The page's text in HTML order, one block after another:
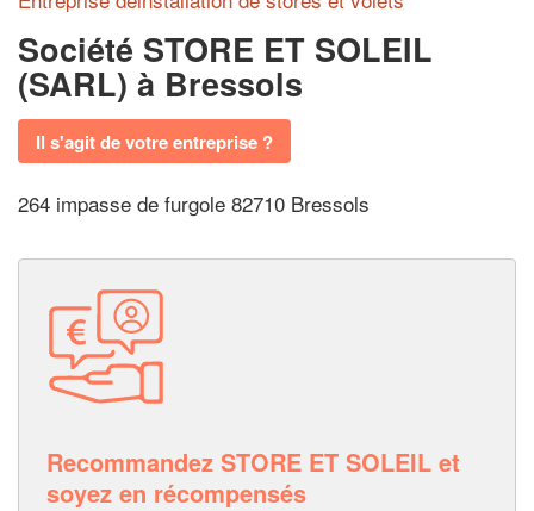
Société STORE ET SOLEIL
(SARL) à Bressols
Il s'agit de votre entreprise ?
264 impasse de furgole 82710 Bressols
Recommandez STORE ET SOLEIL et
soyez en récompensés